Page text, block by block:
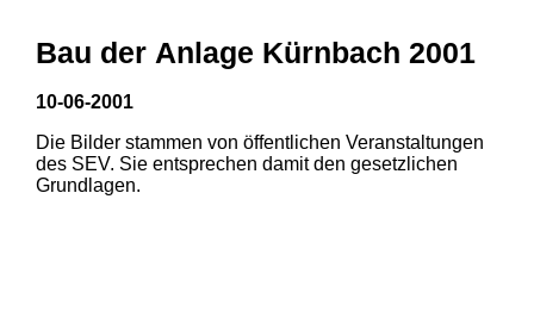
Bau der Anlage Kürnbach 2001
10-06-2001
Die Bilder stammen von öffentlichen Veranstaltungen
des SEV. Sie entsprechen damit den gesetzlichen
Grundlagen.